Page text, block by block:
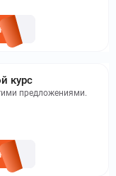
курс
предложениями.